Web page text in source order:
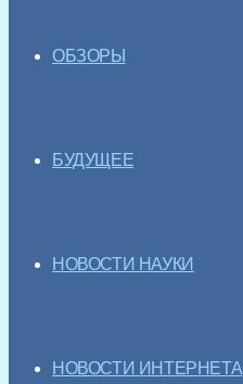
ОБЗОРЫ
БУДУЩЕЕ
НОВОСТИ НАУКИ
НОВОСТИ ИНТЕРНЕТА